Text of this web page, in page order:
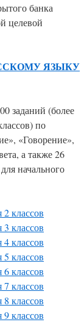
банка
целевой
ЯЗЫКУ
заданий (более
по
«Говорение»,
а также 26
начального
классов
классов
классов
классов
классов
классов
классов
классов